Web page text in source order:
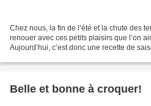
Chez nous, la fin de l’été et la chute des
renouer avec ces petits plaisirs que l’on
Aujourd’hui, c’est donc une recette de
Belle et bonne à croquer!